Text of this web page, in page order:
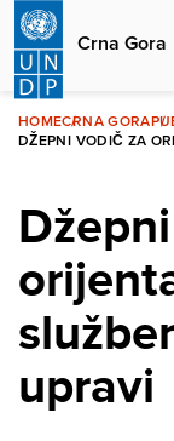
Skip
main
content
Crna Gora
HOMECRNA GORA
DŽEPNI VODIČ ZA
upravi